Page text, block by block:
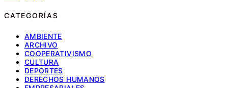
CATEGORÍAS
AMBIENTE
ARCHIVO
COOPERATIVISMO
CULTURA
DEPORTES
DERECHOS HUMANOS